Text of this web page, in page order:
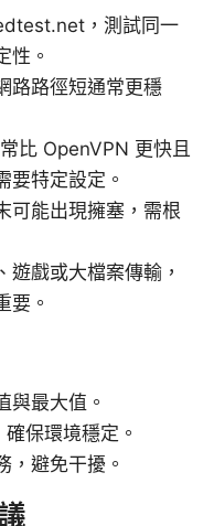
，測試同一
性。
路路徑短通常更穩
比 OpenVPN 更快且
要特定設定。
可能出現擁塞，需根
遊戲或大檔案傳輸，
要。
與最大值。
保環境穩定。
，避免干擾。